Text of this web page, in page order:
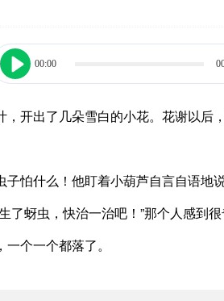
00:00
开出了几朵雪白的小花。花谢以
怕什么！他盯着小葫芦自言自语地
蚜虫，快治一治吧！”那个人感到
个一个都落了。